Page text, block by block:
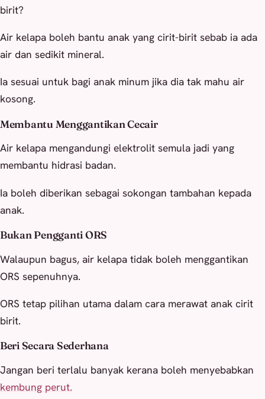
birit?
Air kelapa boleh bantu anak yang cirit-birit sebab ia ada
air dan sedikit mineral.
Ia sesuai untuk bagi anak minum jika dia tak mahu air
kosong.
Membantu Menggantikan Cecair
Air kelapa mengandungi elektrolit semula jadi yang
membantu hidrasi badan.
Ia boleh diberikan sebagai sokongan tambahan kepada
anak.
Bukan Pengganti ORS
Walaupun bagus, air kelapa tidak boleh menggantikan
ORS sepenuhnya.
ORS tetap pilihan utama dalam cara merawat anak cirit
birit.
Beri Secara Sederhana
Jangan beri terlalu banyak kerana boleh menyebabkan
kembung perut.